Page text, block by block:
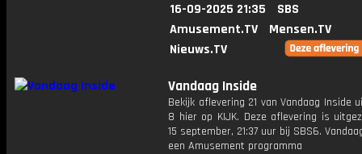
16-09-2025 21:35
SBS
Amusement.TV
Mensen.TV
Nieuws.TV
Vandaag Inside
Bekijk aflevering 21 van Vandaag Inside
8 hier op KIJK. Deze aflevering is
15 september, 21:37 uur bij SBS6.
een Amusement programma